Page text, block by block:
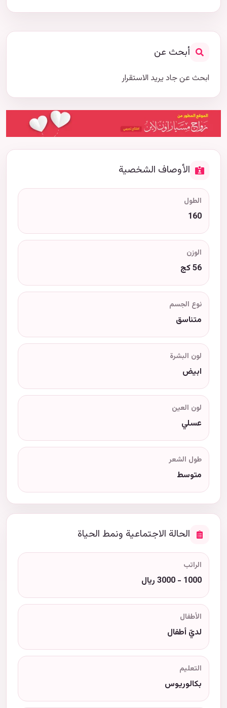
أبحث عن
ابحث عن جاد يريد الاستقرار
الأوصاف الشخصية
الطول
160
الوزن
56 كج
نوع الجسم
متناسق
لون البشرة
ابيض
لون العين
عسلي
طول الشعر
متوسط
الحالة الاجتماعية ونمط الحياة
الراتب
1000 - 3000 ريال
الأطفال
لديّ أطفال
التعليم
بكالوريوس